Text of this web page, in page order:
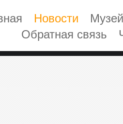
Новости Музей
Обратная связь